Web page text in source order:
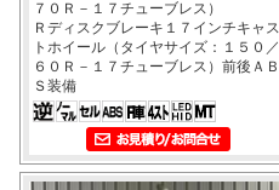
７０Ｒ－１７チューブレス）
Ｒディスクブレーキ１７インチキャス
トホイール（タイヤサイズ：１５０／
６０Ｒ－１７チューブレス）前後ＡＢ
Ｓ装備